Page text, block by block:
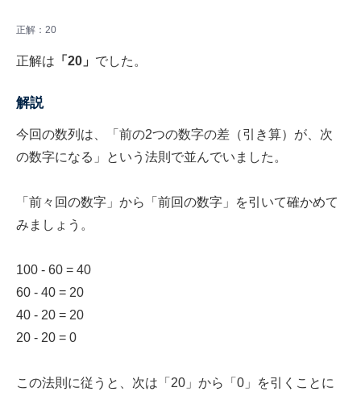
正解：20
正解は 「20」 でした。
解説
今回の数列は、「前の2つの数字の差（引き算）が、次
の数字になる」という法則で並んでいました。
「前々回の数字」から「前回の数字」を引いて確かめて
みましょう。
100 - 60 = 40
60 - 40 = 20
40 - 20 = 20
20 - 20 = 0
この法則に従うと、次は「20」から「0」を引くことに